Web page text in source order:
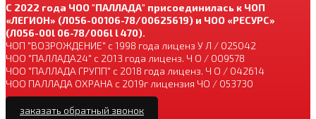
С 2022 года ЧОО "ПАЛЛАДА" присоединилась к ЧОП
«ЛЕГИОН» (Л056-00106-78/00625619) и ЧОО «РЕСУРС»
(Л056-00l 06-78/006l l 470).
ЧОП "ВОЗРОЖДЕНИЕ" с 1998 года лиценз У Л / 025042
ЧОО "ПАЛЛАДА24" с 2013 года лиценз. Ч О / 009578
ЧОО "ПАЛЛАДА ГРУПП" с 2018 года лиценз. Ч О / 042614
ЧОО ПАЛЛАДА ОХРАНА с 2019г лицензия ЧО / 053730
заказать обратный звонок